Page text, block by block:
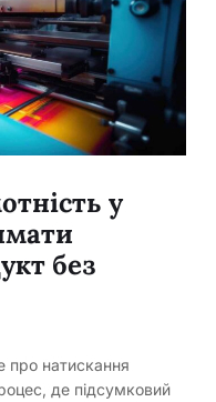
у
без
про натискання
де підсумковий